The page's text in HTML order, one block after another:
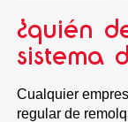
¿quién
sistema
Cualquier
regular de